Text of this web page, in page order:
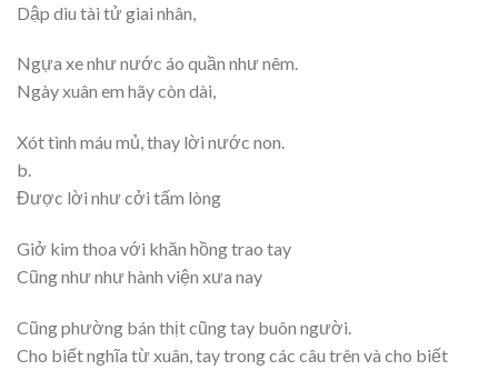
Dập dìu tài tử giai nhân,
Ngựa xe như nước áo quần như nêm.
Ngày xuân em hãy còn dài,
Xót tình máu mủ, thay lời nước non.
b.
Được lời như cởi tấm lòng
Giở kim thoa với khăn hồng trao tay
Cũng như như hành viện xưa nay
Cũng phường bán thịt cũng tay buôn người.
Cho biết nghĩa từ xuân, tay trong các câu trên và cho biết